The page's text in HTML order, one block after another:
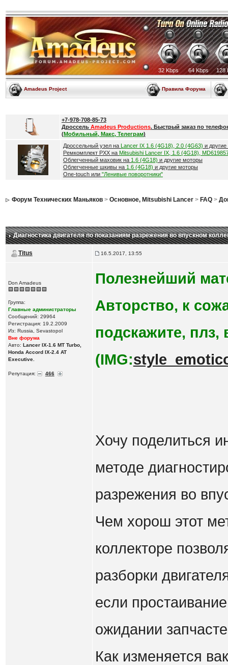
32 Kbps 64 Kbps 128
Amadeus Project Правила Форума
+7-978-708-85-73
Дроссель Amadeus Productions. Быстрый заказ по
(Мобильный, Макс, Телеграм)
Дроссельный узел на Lancer IX 1.6 (4G18), 2.0 (4G63) и
Ремкомплект РХХ на Mitsubishi Lancer IX, 1.6 (4G18),
Облегченный маховик на 1.6 (4G18) и другие моторы
Облегченные шкивы на 1.6 (4G18) и другие моторы
One-touch или "Ленивые поворотники"
Форум Технических Маньяков> Основное, Mitsubishi Lancer> FAQ>
Диагностика двигателя по показаниям разрежения во впускном
Titus 16.5.2017, 13:55
Don Amadeus
Группа:
Главные администраторы
Сообщений: 29964
Регистрация: 19.2.2009
Из: Russia, Sevastopol
Вне форума
Авто: Lancer IX-1.6 MT Turbo,
Honda Accord IX-2.4 AT
Executive.
Репутация: 466
Полезнейший
Авторство, к
подскажите, плз,
(IMG:
Хочу поделиться
методе
разрежения во
Чем хорош этот
коллекторе
разборки
если
ожидании
Как изменяется